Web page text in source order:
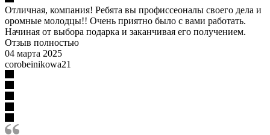
Отличная, компания! Ребята вы профиссеоналы своего дела и
оромные молодцы!! Очень приятно было с вами работать.
Начиная от выбора подарка и заканчивая его получением.
Отзыв полностью
04 марта 2025
corobeinikowa21